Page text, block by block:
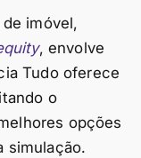
imóvel,
, envolve
Tudo oferece
o
opções
simulação.